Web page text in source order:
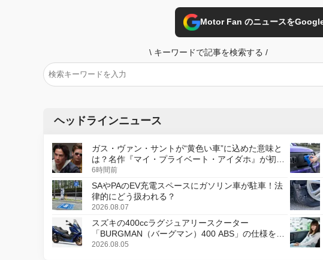
Motor Fan のニュースを
\ キーワードで記事を検索する /
ヘッドラインニュース
ガス・ヴァン・サントが“黄色い車”に込めた意味と
は？名作『マイ・プライベート・アイダホ』が初の
デジタルリマスター版で復活
6時間前
SAやPAのEV充電スペースにガソリン車が駐車！法
律的にどう扱われる？
2026.08.07
スズキの400ccラグジュアリースクーター
「BURGMAN（バーグマン）400 ABS」の仕様を変
更し、8月18日に発売
2026.08.05